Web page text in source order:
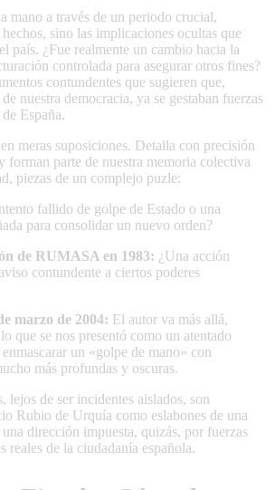
mano a través de un periodo crucial,
sino las implicaciones ocultas que
país. ¿Fue realmente un cambio hacia la
controlada para asegurar otros fines?
contundentes que sugieren que,
nuestra democracia, ya se gestaban fuerzas
España.
meras suposiciones. Detalla con precisión
forman parte de nuestra memoria colectiva
piezas de un complejo puzle:
fallido de golpe de Estado o una
para consolidar un nuevo orden?
de RUMASA en 1983: ¿Una acción
contundente a ciertos poderes
marzo de 2004: El autor va más allá,
que se nos presentó como un atentado
un «golpe de mano» con
más profundas y oscuras.
lejos de ser incidentes aislados, son
Rubio de Urquía como eslabones de una
dirección impuesta, quizás, por fuerzas
reales de la ciudadanía española.